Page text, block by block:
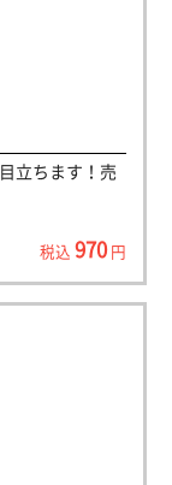
立ちます！売
税込 970円